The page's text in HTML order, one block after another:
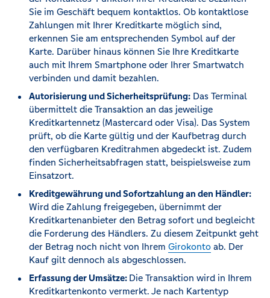
Sie im Geschäft bequem kontaktlos. Ob kontaktlose
Zahlungen mit Ihrer Kreditkarte möglich sind,
erkennen Sie am entsprechenden Symbol auf der
Karte. Darüber hinaus können Sie Ihre Kreditkarte
auch mit Ihrem Smartphone oder Ihrer Smartwatch
verbinden und damit bezahlen.
Autorisierung und Sicherheitsprüfung: Das Terminal
übermittelt die Transaktion an das jeweilige
Kreditkartennetz (Mastercard oder Visa). Das System
prüft, ob die Karte gültig und der Kaufbetrag durch
den verfügbaren Kreditrahmen abgedeckt ist. Zudem
finden Sicherheitsabfragen statt, beispielsweise zum
Einsatzort.
Kreditgewährung und Sofortzahlung an den Händler:
Wird die Zahlung freigegeben, übernimmt der
Kreditkartenanbieter den Betrag sofort und begleicht
die Forderung des Händlers. Zu diesem Zeitpunkt geht
der Betrag noch nicht von Ihrem Girokonto ab. Der
Kauf gilt dennoch als abgeschlossen.
Erfassung der Umsätze: Die Transaktion wird in Ihrem
Kreditkartenkonto vermerkt. Je nach Kartentyp